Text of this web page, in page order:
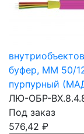
буфер, MM 50/
пурпурный
ЛЮ-ОБР-
Под заказ
576,42 ₽